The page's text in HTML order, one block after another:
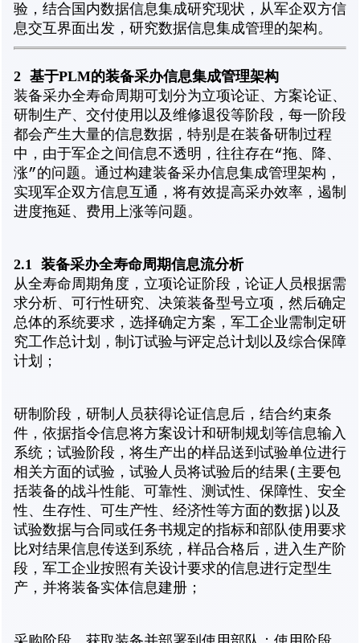
验，结合国内数据信息集成研究现状，从军企双方信
息交互界面出发，研究数据信息集成管理的架构。
2 基于PLM的装备采办信息集成管理架构
装备采办全寿命周期可划分为立项论证、方案论证、
研制生产、交付使用以及维修退役等阶段，每一阶段
都会产生大量的信息数据，特别是在装备研制过程
中，由于军企之间信息不透明，往往存在“拖、降、
涨”的问题。通过构建装备采办信息集成管理架构，
实现军企双方信息互通，将有效提高采办效率，遏制
进度拖延、费用上涨等问题。
2.1 装备采办全寿命周期信息流分析
从全寿命周期角度，立项论证阶段，论证人员根据需
求分析、可行性研究、决策装备型号立项，然后确定
总体的系统要求，选择确定方案，军工企业需制定研
究工作总计划，制订试验与评定总计划以及综合保障
计划；
研制阶段，研制人员获得论证信息后，结合约束条
件，依据指令信息将方案设计和研制规划等信息输入
系统；试验阶段，将生产出的样品送到试验单位进行
相关方面的试验，试验人员将试验后的结果(主要包
括装备的战斗性能、可靠性、测试性、保障性、安全
性、生存性、可生产性、经济性等方面的数据)以及
试验数据与合同或任务书规定的指标和部队使用要求
比对结果信息传送到系统，样品合格后，进入生产阶
段，军工企业按照有关设计要求的信息进行定型生
产，并将装备实体信息建册；